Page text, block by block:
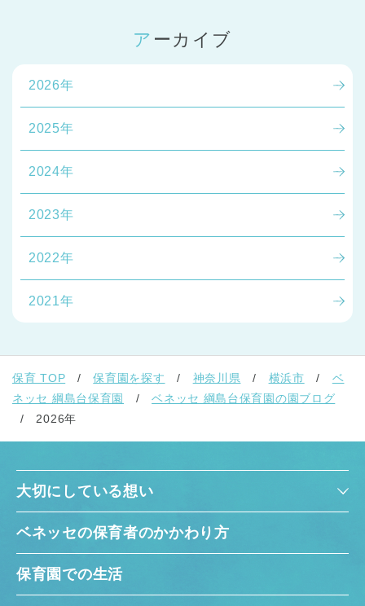
アーカイブ
2026年
2025年
2024年
2023年
2022年
2021年
保育 TOP 保育園を探す 神奈川県 横浜市
ベ
ネッセ 綱島台保育園
ベネッセ 綱島台保育園の園ブログ
2026年
大切にしている想い
ベネッセの保育者のかかわり方
保育園での生活